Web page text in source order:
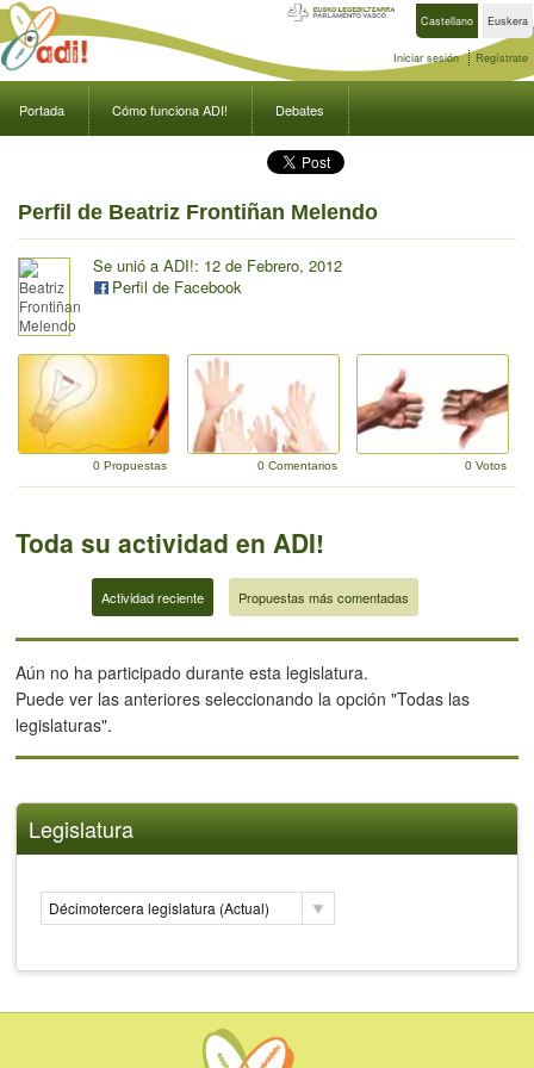
Castellano Euskera
Iniciar sesión Regístrate
Portada Cómo funciona ADI! Debates
Perfil de Beatriz Frontiñan Melendo
Se unió a ADI!: 12 de Febrero, 2012
Perfil de Facebook
0 Propuestas 0 Comentarios 0 Votos
Toda su actividad en ADI!
Actividad reciente Propuestas más comentadas
Aún no ha participado durante esta legislatura.
Puede ver las anteriores seleccionando la opción "Todas las
legislaturas".
Legislatura
Décimotercera legislatura (Actual)